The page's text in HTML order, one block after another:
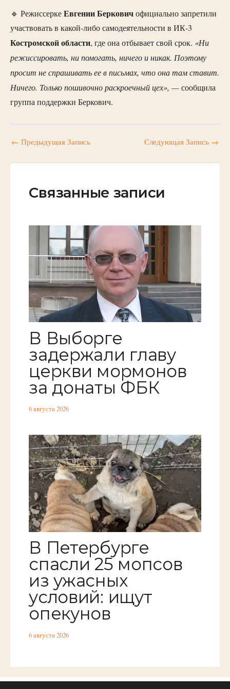
🔹 РежиссеркеЕвгении Берковичофициально запретили
участвовать в какой-либо самодеятельности в ИК-3
Костромскойобласти, где она отбывает свой срок. «Ни
режиссировать, ни помогать, ничего и никак. Поэтому
просит не спрашивать ее в письмах, что она там ставит.
Ничего. Только пошивочно раскроечный цех», —сообщила
группа поддержки Беркович.
← Предыдущая Запись Следующая Запись →
Связанные записи
В Выборге
задержали главу
церкви мормонов
за донаты ФБК
6 августа 2026
В Петербурге
спасли 25 мопсов
из ужасных
условий: ищут
опекунов
6 августа 2026